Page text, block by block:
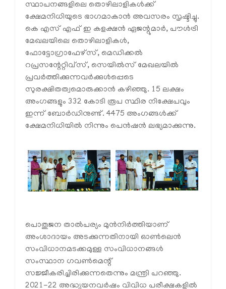
സ്ഥാപനങ്ങളിലെ തൊഴിലാളികൾക്ക്
ക്ഷേമനിധിയുടെ ഭാഗമാകാൻ അവസരം സൃഷ്ടിച്ചു.
കെ എസ് എഫ് ഇ കളക്ഷൻ ഏജന്റുമാർ, പൗൾട്രി
മേഖലയിലെ തൊഴിലാളികൾ,
ഫോട്ടോഗ്രാഫേഴ്‌സ്, മെഡിക്കൽ
റപ്രസന്റേറ്റിവ്‌സ്, സെയിൽസ് മേഖലയിൽ
പ്രവർത്തിക്കുന്നവർക്കുൾപ്പെടെ
സുരക്ഷിതത്വമൊരുക്കാൻ കഴിഞ്ഞു. 15 ലക്ഷം
അംഗങ്ങളും 332 കോടി രൂപ സ്ഥിര നിക്ഷേപവും
ഇന്ന് ബോർഡിനുണ്ട്. 4475 അംഗങ്ങൾക്ക്
ക്ഷേമനിധിയിൽ നിന്നും പെൻഷൻ ലഭ്യമാക്കുന്നു.
പൊതുജന താൽപര്യം മുൻനിർത്തിയാണ്
അംശാദായം അടക്കുന്നതിനായി ഓൺലെൻ
സംവിധാനമടക്കമുള്ള സംവിധാനങ്ങൾ
സംസ്ഥാന ഗവൺമെന്റ്
സജ്ജീകരിച്ചിരിക്കുന്നതെന്നും മന്ത്രി പറഞ്ഞു.
2021-22 അദ്ധ്യയനവർഷം വിവിധ പരീക്ഷകളിൽ